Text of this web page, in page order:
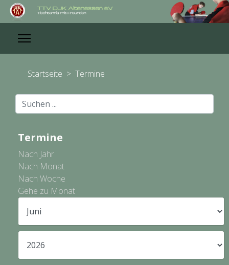
Startseite > Termine
Suchen
...
Termine
Nach Jahr
Nach Monat
Nach Woche
Gehe zu Monat